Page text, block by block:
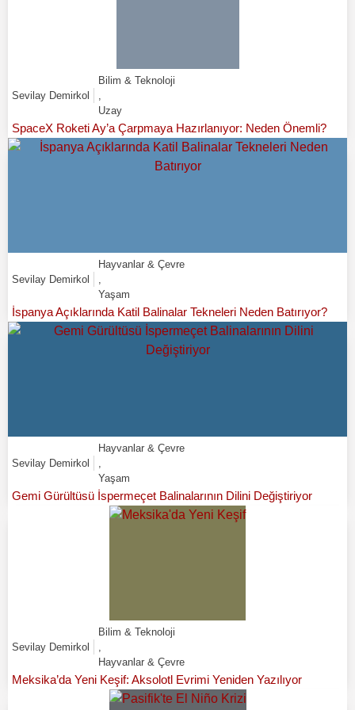
Sevilay Demirkol
Bilim & Teknoloji
Uzay
SpaceX Roketi Ay’a Çarpmaya Hazırlanıyor: Neden Önemli?
Sevilay Demirkol
Hayvanlar & Çevre
Yaşam
İspanya Açıklarında Katil Balinalar Tekneleri Neden Batırıyor?
Sevilay Demirkol
Hayvanlar & Çevre
Yaşam
Gemi Gürültüsü İspermeçet Balinalarının Dilini Değiştiriyor
Sevilay Demirkol
Bilim & Teknoloji
Hayvanlar & Çevre
Meksika’da Yeni Keşif: Aksolotl Evrimi Yeniden Yazılıyor